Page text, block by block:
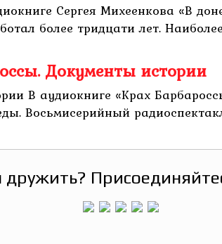
Сергея Михеенкова «В
более тридцати лет.
Документы истории
В аудиокниге «Крах
Восьмисерийный
дружить?